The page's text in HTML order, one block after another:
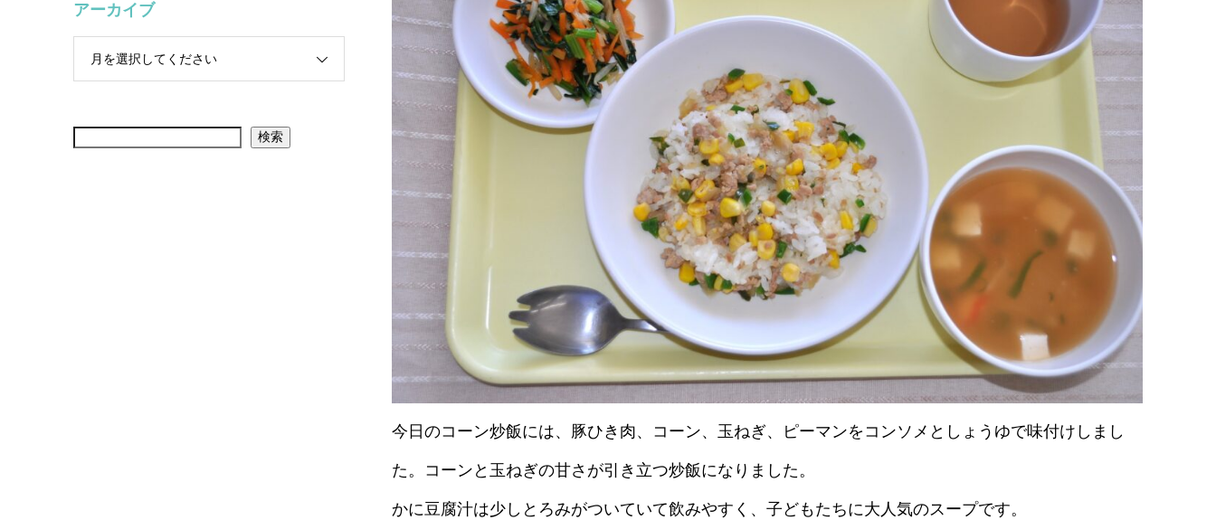
今日のコーン炒飯には、豚ひき肉、コーン、玉ねぎ、ピーマンをコンソメとしょうゆで味付けしまし
た。コーンと玉ねぎの甘さが引き立つ炒飯になりました。
かに豆腐汁は少しとろみがついていて飲みやすく、子どもたちに大人気のスープです。
アーカイブ
月を選択してください
検索